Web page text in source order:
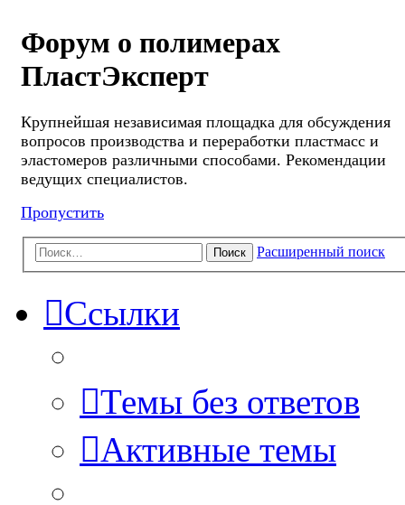
Форум о полимерах
ПластЭксперт
Крупнейшая независимая площадка для обсуждения
вопросов производства и переработки пластмасс и
эластомеров различными способами. Рекомендации
ведущих специалистов.
Пропустить
Поиск Расширенный поиск
Ссылки
Темы без ответов
Активные темы